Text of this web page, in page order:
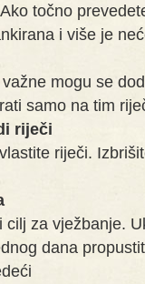
točno
i više je
mogu se
samo na tim
riječi
riječi.
cilj za vježbanje.
dana